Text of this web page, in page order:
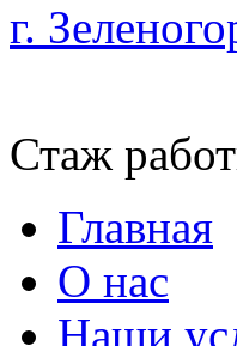
г.
Стаж
Главная
О нас
Наши